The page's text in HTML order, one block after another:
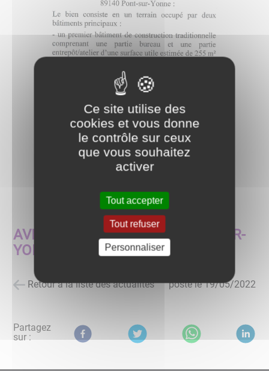
AVIS : LA COMMUNE DE PONT-SUR-
YONNE VEND
Retour à la liste des actualités posté le19/05/2022
Partagez
sur :
Ce site utilise des
cookies et vous donne
le contrôle sur ceux
que vous souhaitez
activer
Tout accepter
Tout refuser
Personnaliser